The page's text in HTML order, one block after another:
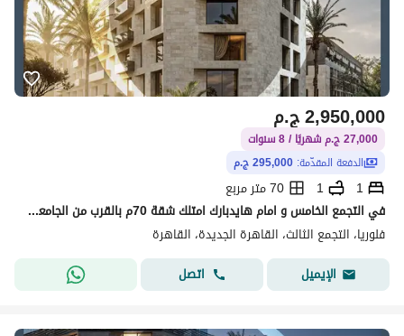
ج.م2,950,000
27,000 ج.م شهريًا / 8 سنوات
الدفعة المقدّمة: 295,000 ج.م
1
1
70 متر مربع
في التجمع الخامس و امام هايدبارك امتلك شقة 70م بالقرب من الجامعة الامريكية يعني اعلي قيمة ايجارية في كومباوند راقي و متميز من شركة بسابقة اعمال واقعية
فلوريا، التجمع الثالث، القاهرة الجديدة، القاهرة
الإيميل
اتصل